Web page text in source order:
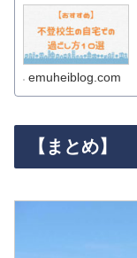
emuheiblog.com
【まとめ】